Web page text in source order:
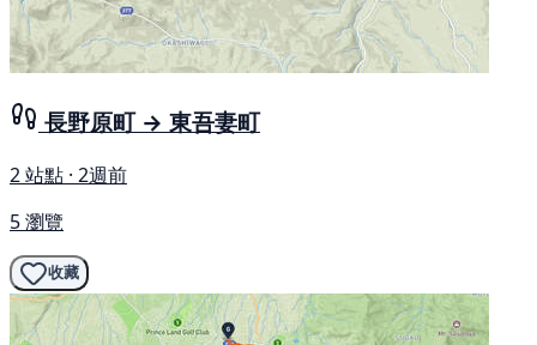
長野原町 → 東吾妻町
2 站點 · 2週前
5 瀏覽
收藏